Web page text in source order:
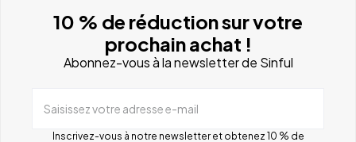
10 % de réduction sur votre
prochain achat !
Abonnez-vous à la newsletter de Sinful
Saisissez votre adresse e-mail
Inscrivez-vous à notre newsletter et obtenez 10 % de